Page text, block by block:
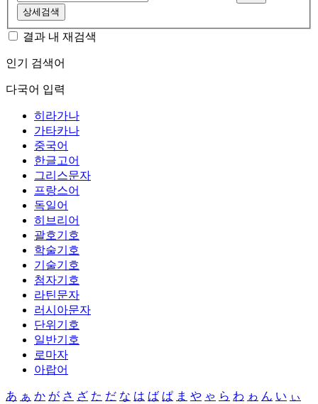
상세검색
결과 내 재검색
인기 검색어
다국어 입력
히라가나
가타카나
중국어
한글고어
그리스문자
프랑스어
독일어
히브리어
괄호기호
학술기호
기술기호
첨자기호
라틴문자
러시아문자
단위기호
일반기호
로마자
아랍어
あ ぁ か が さ ざ た だ な は ば ぱ ま や ゃ ら わ ゎ ん い ぃ